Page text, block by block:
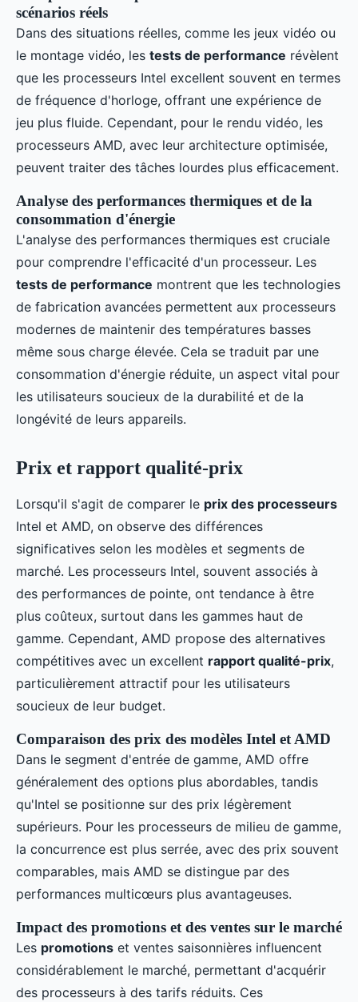
scénarios réels
Dans des situations réelles, comme les jeux vidéo ou
le montage vidéo, les tests de performance révèlent
que les processeurs Intel excellent souvent en termes
de fréquence d'horloge, offrant une expérience de
jeu plus fluide. Cependant, pour le rendu vidéo, les
processeurs AMD, avec leur architecture optimisée,
peuvent traiter des tâches lourdes plus efficacement.
Analyse des performances thermiques et de la
consommation d'énergie
L'analyse des performances thermiques est cruciale
pour comprendre l'efficacité d'un processeur. Les
tests de performance montrent que les technologies
de fabrication avancées permettent aux processeurs
modernes de maintenir des températures basses
même sous charge élevée. Cela se traduit par une
consommation d'énergie réduite, un aspect vital pour
les utilisateurs soucieux de la durabilité et de la
longévité de leurs appareils.
Prix et rapport qualité-prix
Lorsqu'il s'agit de comparer le prix des processeurs
Intel et AMD, on observe des différences
significatives selon les modèles et segments de
marché. Les processeurs Intel, souvent associés à
des performances de pointe, ont tendance à être
plus coûteux, surtout dans les gammes haut de
gamme. Cependant, AMD propose des alternatives
compétitives avec un excellent rapport qualité-prix,
particulièrement attractif pour les utilisateurs
soucieux de leur budget.
Comparaison des prix des modèles Intel et AMD
Dans le segment d'entrée de gamme, AMD offre
généralement des options plus abordables, tandis
qu'Intel se positionne sur des prix légèrement
supérieurs. Pour les processeurs de milieu de gamme,
la concurrence est plus serrée, avec des prix souvent
comparables, mais AMD se distingue par des
performances multicœurs plus avantageuses.
Impact des promotions et des ventes sur le marché
Les promotions et ventes saisonnières influencent
considérablement le marché, permettant d'acquérir
des processeurs à des tarifs réduits. Ces